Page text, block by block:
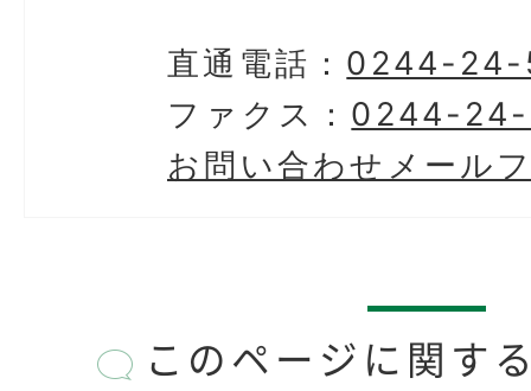
直通電話： 0244-24-
ファクス： 0244-
お問い合わせメール
このページに関す